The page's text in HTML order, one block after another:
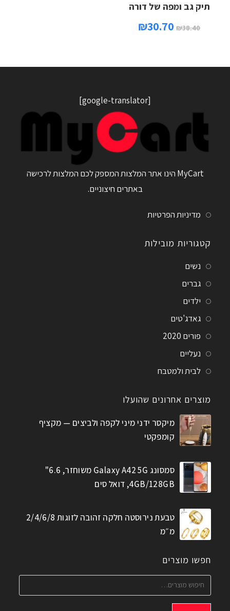
תיק גב ומפה של דורה
₪38.40
₪30.70
[google-translator]
MyCart הינו אתר המלצות המספק לכם המלצות לרכישה
באתרים חיצוניים.
מדיניות הפרטיות
קטגוריות מובילות
נשים
גברים
ילדים
גאדג'טים
פורים 2020
נעליים
לבית ולמטבח
מוצרים אחרונים שהועלו
מיקסר ידני מיני לקפה ולביצים — מקציף
קומפקטי
סמסונג Galaxy A42 5G משוחזר, 6.6"
4GB/128GB, דואל סים
טבעת נירוסטה חלקה זהובה לזוגות 2/4/6/8
מ״מ
חפשו מוצרים